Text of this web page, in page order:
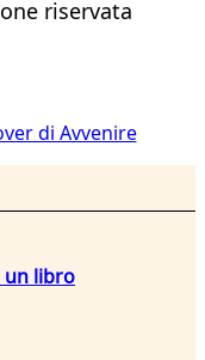
riservata
di Avvenire
un libro